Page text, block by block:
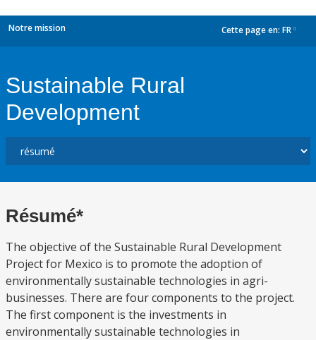
Notre mission Cette page en: FR
Sustainable Rural
Development
Résumé*
The objective of the Sustainable Rural Development
Project for Mexico is to promote the adoption of
environmentally sustainable technologies in agri-
businesses. There are four components to the project.
The first component is the investments in
environmentally sustainable technologies in